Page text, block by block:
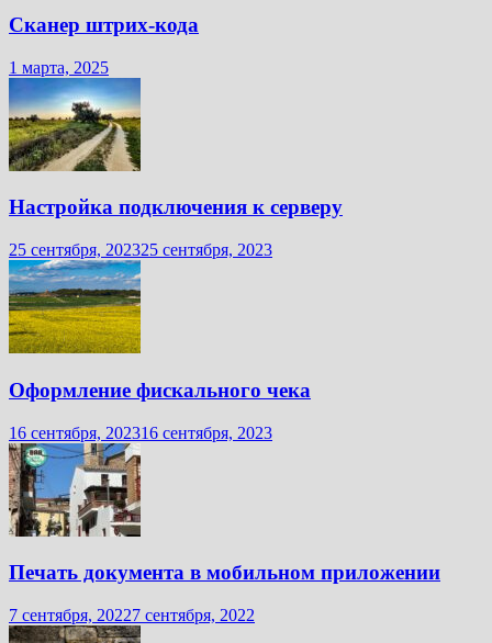
Сканер штрих-кода
1 марта, 2025
Настройка подключения к серверу
25 сентября, 202325 сентября, 2023
Оформление фискального чека
16 сентября, 202316 сентября, 2023
Печать документа в мобильном приложении
7 сентября, 20227 сентября, 2022